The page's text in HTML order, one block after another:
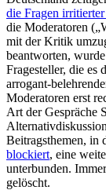
die Fragen
die Moderatoren
mit der Kritik
beantworten,
Fragesteller, die es
arrogant-
Moderatoren erst
Art der Gespräche
Beitragsthemen, in
blockiert, eine
unterbunden.
gelöscht.